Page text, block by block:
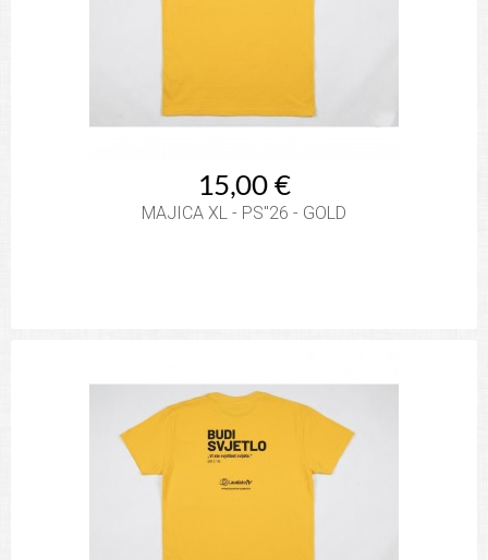
15,00 €
MAJICA XL - PS"26 - GOLD